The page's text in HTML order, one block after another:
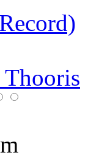
Thooris